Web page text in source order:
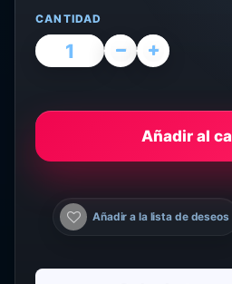
CANTIDAD
Añadir al
Añadir a la lista de deseos